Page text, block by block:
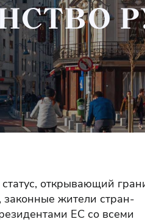
открывающий
законные жители стран-
ЕС со всеми